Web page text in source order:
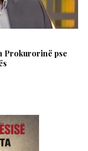
Prokurorinë pse